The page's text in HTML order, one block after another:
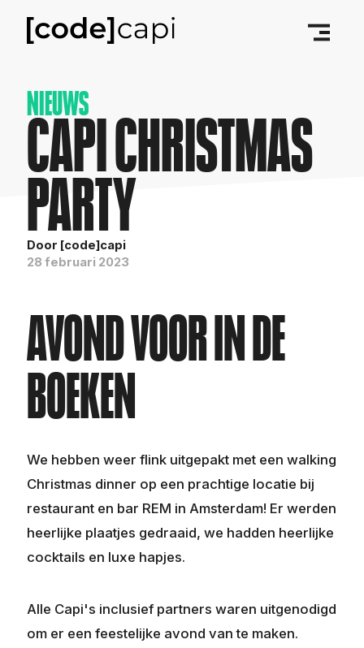
NIEUWS
CAPI CHRISTMAS
PARTY
Door [code]capi
28 februari 2023
AVOND VOOR IN DE
BOEKEN
We hebben weer flink uitgepakt met een walking
Christmas dinner op een prachtige locatie bij
restaurant en bar REM in Amsterdam! Er werden
heerlijke plaatjes gedraaid, we hadden heerlijke
cocktails en luxe hapjes.
Alle Capi's inclusief partners waren uitgenodigd
om er een feestelijke avond van te maken.